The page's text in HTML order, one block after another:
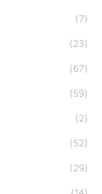
(7)
(23)
(67)
(59)
(2)
(52)
(29)